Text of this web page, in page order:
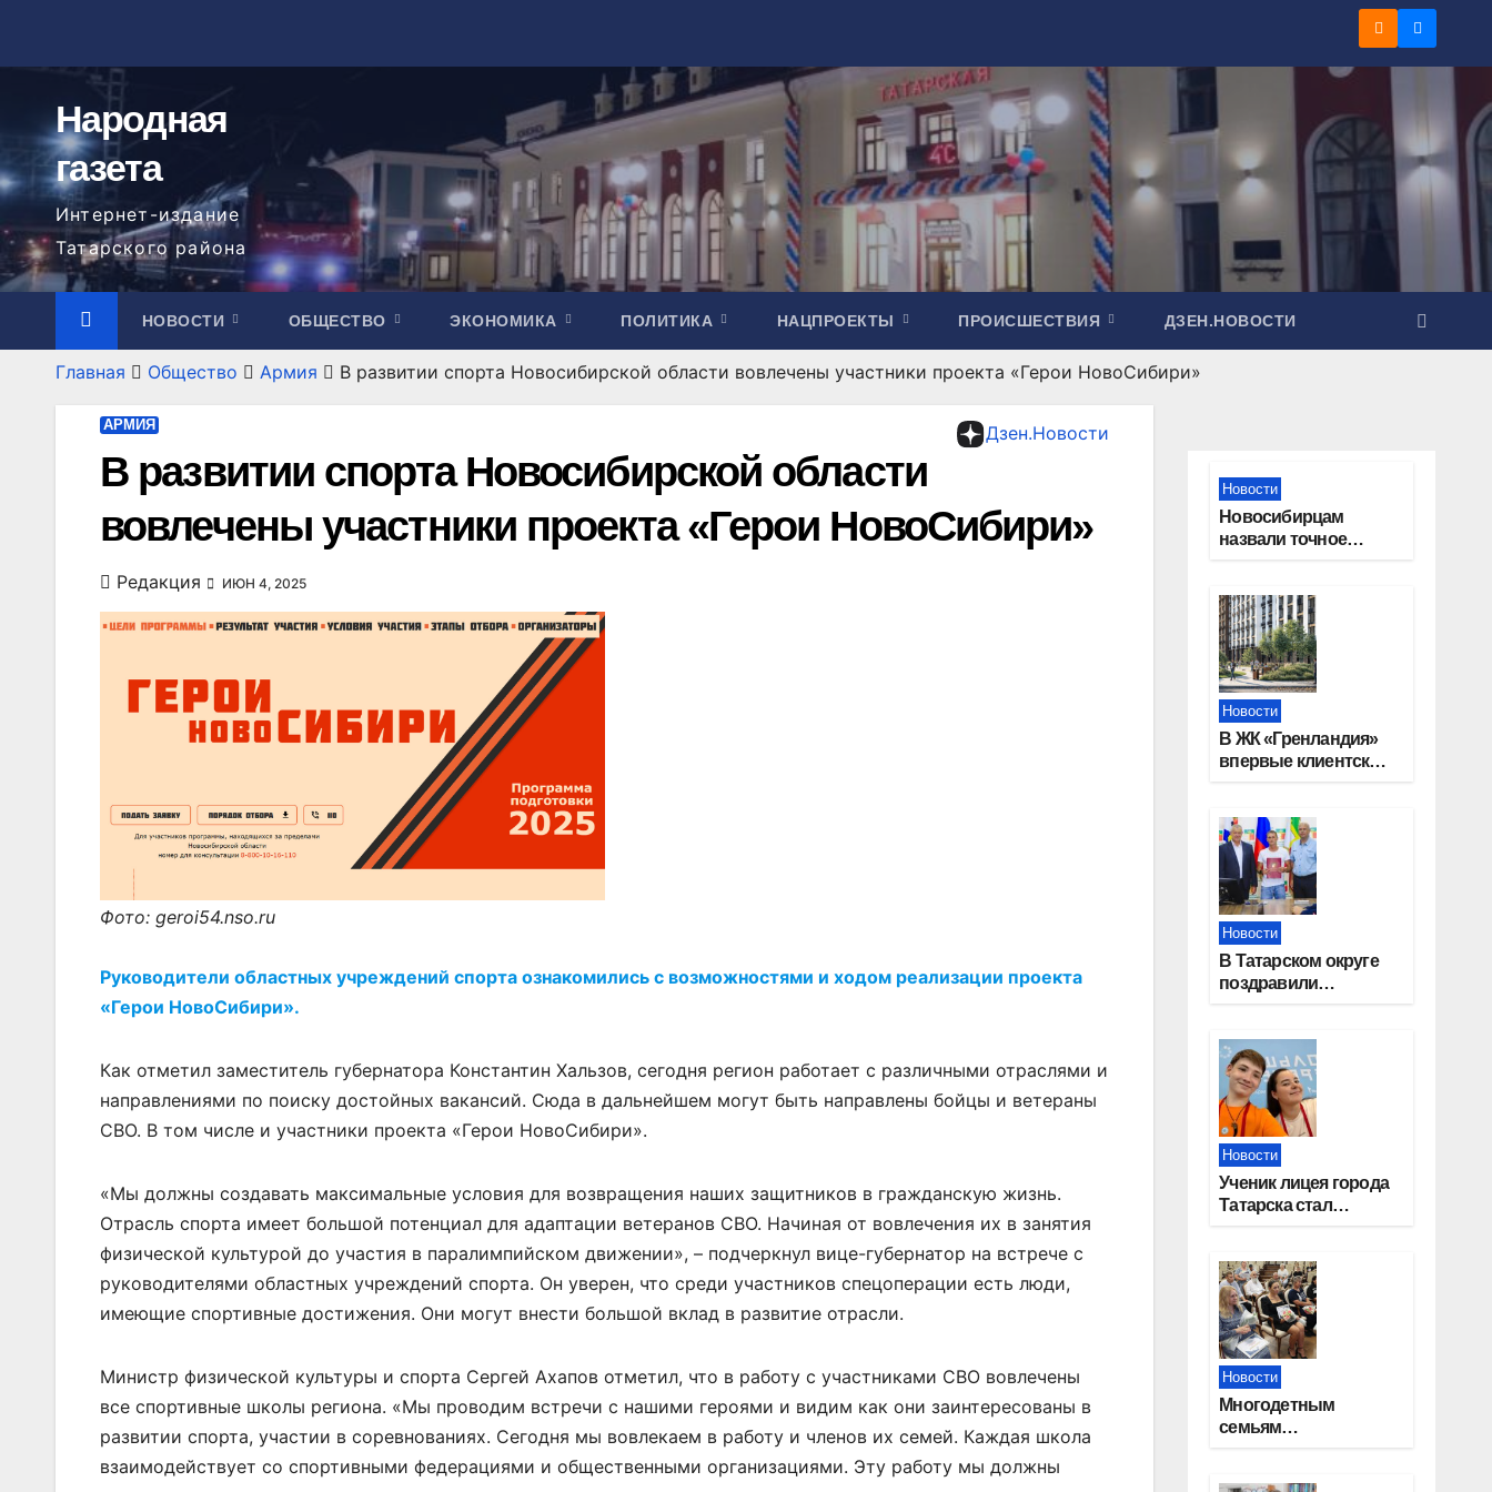
содержимому
Народная
газета
Интернет-издание
Татарского района
НОВОСТИ ОБЩЕСТВО ЭКОНОМИКА ПОЛИТИКА НАЦПРОЕКТЫ ПРОИСШЕСТВИЯ ДЗЕН.НОВОСТИ
Главная Общество Армия В развитии спорта Новосибирской области вовлечены участники проекта «Герои НовоСибири»
Дзен.Новости
АРМИЯ
В развитии спорта Новосибирской области
вовлечены участники проекта «Герои НовоСибири»
Редакция ИЮН 4, 2025
Фото: geroi54.nso.ru
Руководители областных учреждений спорта ознакомились с возможностями и ходом реализации проекта
«Герои НовоСибири».
Как отметил заместитель губернатора Константин Хальзов, сегодня регион работает с различными отраслями и
направлениями по поиску достойных вакансий. Сюда в дальнейшем могут быть направлены бойцы и ветераны
СВО. В том числе и участники проекта «Герои НовоСибири».
«Мы должны создавать максимальные условия для возвращения наших защитников в гражданскую жизнь.
Отрасль спорта имеет большой потенциал для адаптации ветеранов СВО. Начиная от вовлечения их в занятия
физической культурой до участия в паралимпийском движении», – подчеркнул вице-губернатор на встрече с
руководителями областных учреждений спорта. Он уверен, что среди участников спецоперации есть люди,
имеющие спортивные достижения. Они могут внести большой вклад в развитие отрасли.
Министр физической культуры и спорта Сергей Ахапов отметил, что в работу с участниками СВО вовлечены
все спортивные школы региона. «Мы проводим встречи с нашими героями и видим как они заинтересованы в
развитии спорта, участии в соревнованиях. Сегодня мы вовлекаем в работу и членов их семей. Каждая школа
взаимодействует со спортивными федерациями и общественными организациями. Эту работу мы должны
Новости
Новосибирцам
назвали точное
праздники в 2027
году
Новости
В ЖК «Гренландия»
впервые клиентские
группы компаний
«СОЮЗ»
Новости
В Татарском округе
поздравили
отрасли
Новости
Ученик лицея города
Татарска стал
Новости
Многодетным
семьям